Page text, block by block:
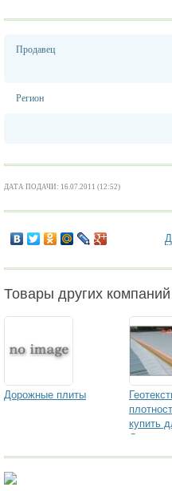
Продавец
Регион
ДАТА ПОДАЧИ: 16.07.2011 (12:52)
Товары других компаний
Дорожные плиты
купить
Сочи